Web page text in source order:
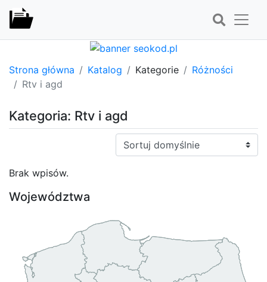
Strona główna Katalog Kategorie
Różności
Rtv i agd
Kategoria: Rtv i agd
Sortuj:
Brak wpisów.
Województwa